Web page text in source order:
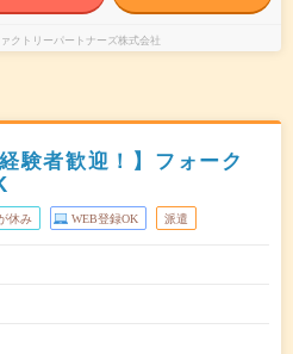
クトリーパートナーズ株式会社
験者歓迎！】フォーク
休み WEB登録OK 派遣